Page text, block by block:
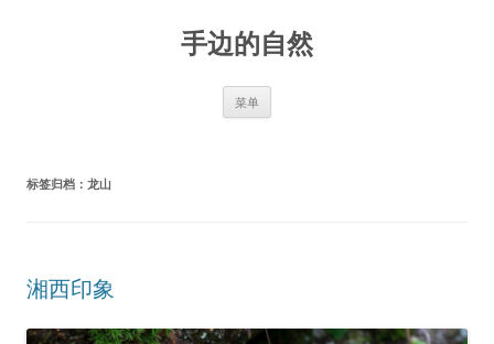
手边的自然
菜单
标签归档： 龙山
湘西印象